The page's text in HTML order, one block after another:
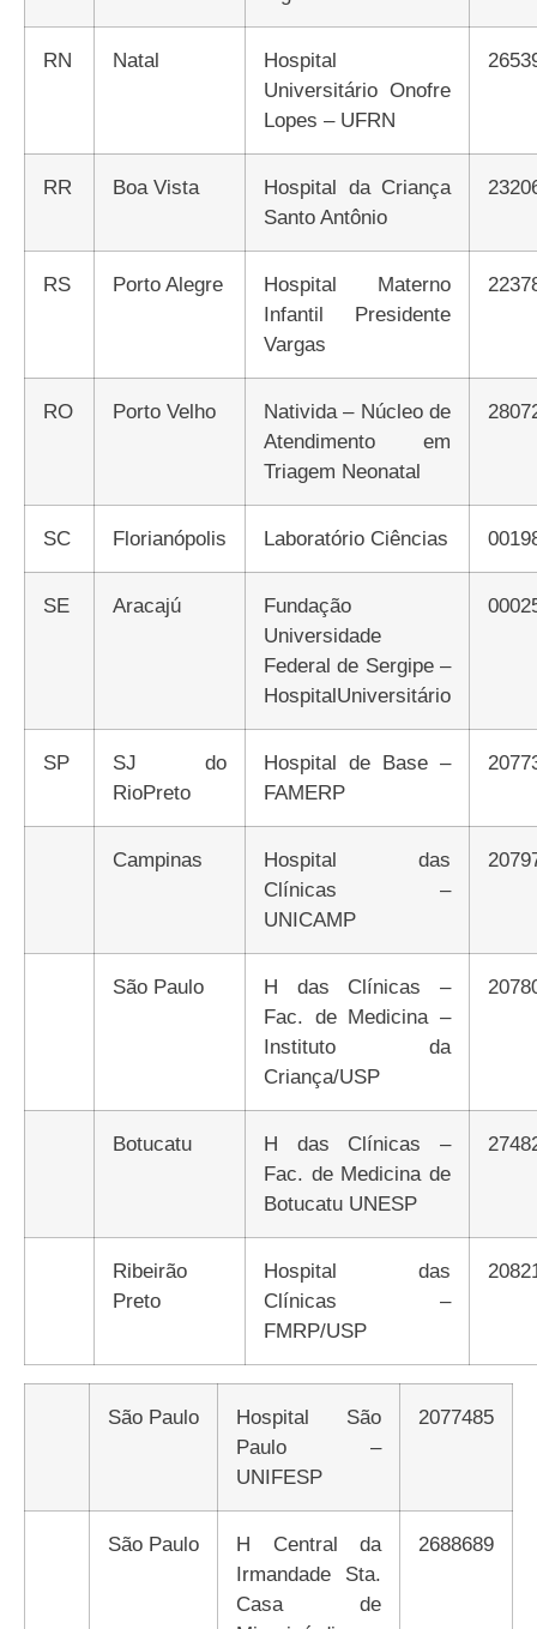
RN Natal
Hospital
Universitário Onofre
Lopes – UFRN
RR Boa Vista
Hospital da Criança
Santo Antônio
RS Porto Alegre
Hospital Materno
Infantil Presidente
Vargas
RO Porto Velho
Nativida – Núcleo de
Atendimento em
Triagem Neonatal
SC Florianópolis Laboratório Ciências
SE Aracajú
Fundação
Universidade
Federal de Sergipe –
HospitalUniversitário
SP
SJ do
RioPreto
Hospital de Base –
FAMERP
Campinas
Hospital das
Clínicas –
UNICAMP
São Paulo
H das Clínicas –
Fac. de Medicina –
Instituto da
Criança/USP
Botucatu
H das Clínicas –
Fac. de Medicina de
Botucatu UNESP
Ribeirão
Preto
Hospital das
Clínicas –
FMRP/USP
São Paulo
Hospital São
Paulo –
UNIFESP
2077485
São Paulo
H Central da
Irmandade Sta.
Casa de
2688689